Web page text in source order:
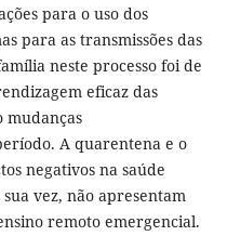
para o uso dos
para as transmissões das
neste processo foi de
eficaz das
mudanças
A quarentena e o
negativos na saúde
vez, não apresentam
remoto emergencial.